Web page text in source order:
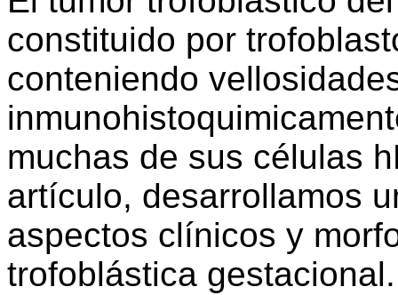
constituido por
conteniendo
muchas de sus células
artículo, desarrollamos
aspectos clínicos y
trofoblástica gestacional.